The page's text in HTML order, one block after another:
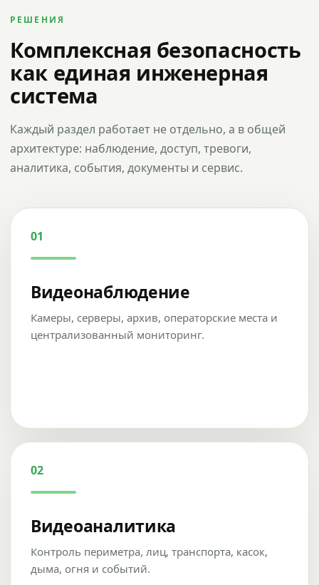
РЕШЕНИЯ
Комплексная безопасность
как единая инженерная
система
Каждый раздел работает не отдельно, а в общей
архитектуре: наблюдение, доступ, тревоги,
аналитика, события, документы и сервис.
01
Видеонаблюдение
Камеры, серверы, архив, операторские места и
централизованный мониторинг.
02
Видеоаналитика
Контроль периметра, лиц, транспорта, касок,
дыма, огня и событий.